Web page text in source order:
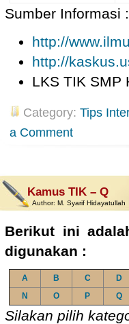
Sumber Informasi :
http://
http://
LKS TIK SMP
Category: Tips
a Comment
Kamus TIK – Q
Author: M. Syarif Hidayatullah
Berikut ini
digunakan :
A B C
D
N
O P Q
Silakan pilih